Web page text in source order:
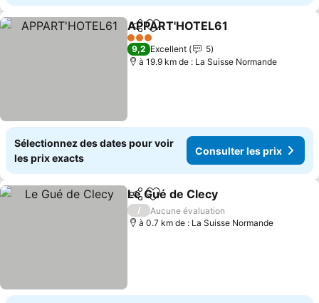
PartagerAjouter à mes favoris
APPART'HOTEL61
3 Étoiles
9,2 Excellent
5
à 19.9 km de : La Suisse Normande
Sélectionnez des dates pour voir
les prix exacts
Consulter les prix
PartagerAjouter à mes favoris
Le Gué de Clecy
/
Aucune évaluation
à 0.7 km de : La Suisse Normande